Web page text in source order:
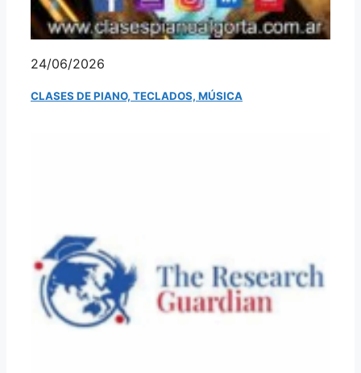
24/06/2026
CLASES DE PIANO, TECLADOS, MÚSICA